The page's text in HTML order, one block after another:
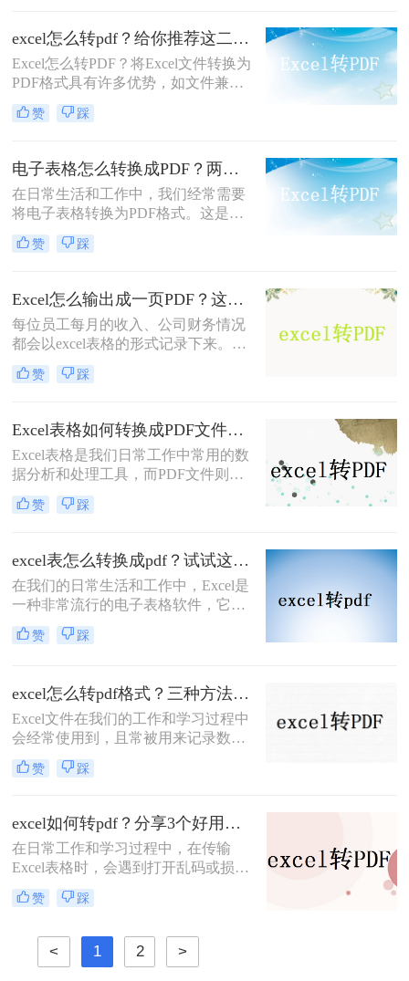
PDF时保持原格式，那么excel转pdf如
何保持原格式呢？本文将为您提供一
些有效的方法和技巧。
excel怎么转pdf？给你推荐这二种方法！
Excel怎么转PDF？将Excel文件转换为
PDF格式具有许多优势，如文件兼容
性、保护文件内容等。本文将介绍两
种简便的Excel转PDF方法，并提供详
任务。
赞 踩
电子表格怎么转换成PDF？两种方法轻松学会！
在日常生活和工作中，我们经常需要
将电子表格转换为PDF格式。这是因
为PDF文件具有跨平台、不可编辑的
特点，能够确保表格内容的完整性和
PDF吗？很多人都不知道怎么转换，
所以小编今天就来给大家分享一下转
换方法。
赞 踩
Excel怎么输出成一页PDF？这三种方法可以解决！
每位员工每月的收入、公司财务情况
都会以excel表格的形式记录下来。一
些企业由于人数众多，他们的薪水水
平大部分是不同的。为避免工资表被
会把Excel怎么输出成一页PDF保存。
那么要怎么将Excel转PDF呢？小编就
把excel转换pdf的操作方法告诉大家。
赞 踩
Excel表格如何转换成PDF文件？试试这二个办法！
Excel表格是我们日常工作中常用的数
据分析和处理工具，而PDF文件则是
一种跨平台、不可编辑的文档格式，
适用于在不同设备和操作系统间共享
为PDF文件，可以确保数据的完整性
和安全性，方便我们在不同环境下进
行查看和编辑。本文将详细介绍Excel
表格如何转换成PDF文件，下面一起
看看这些方法。
赞 踩
excel表怎么转换成pdf？试试这三个办法！
​在我们的日常生活和工作中，Excel是
一种非常流行的电子表格软件，它为
我们提供了广泛的表格处理和数据分
析功能。然而，有时候我们需要将
将向您介绍excel表怎么转换成pdf方
法，帮助您将Excel表格转换为PDF格
式。
赞 踩
excel怎么转pdf格式？三种方法可以解决！
Excel文件在我们的工作和学习过程中
会经常使用到，且常被用来记录数据
和计算数值。但Excel文件也存在一些
缺点，如：不便于传输和观看，以及
避免这些问题，需要将其转换为PDF
格式。那么excel怎么转pdf格式呢？接
下来推荐3个excel转PDF的方案，一
起来看看吧。
赞 踩
excel如何转pdf？分享3个好用的方法！
在日常工作和学习过程中，在传输
Excel表格时，会遇到打开乱码或损坏
的问题。这会浪费时间，给别人留下
不好的印象。如果想解决类似的问
或PDF文件后再进行传输。而这两个
选项中，更多的用户会选择后者。那
赞 踩
< 1 2 >